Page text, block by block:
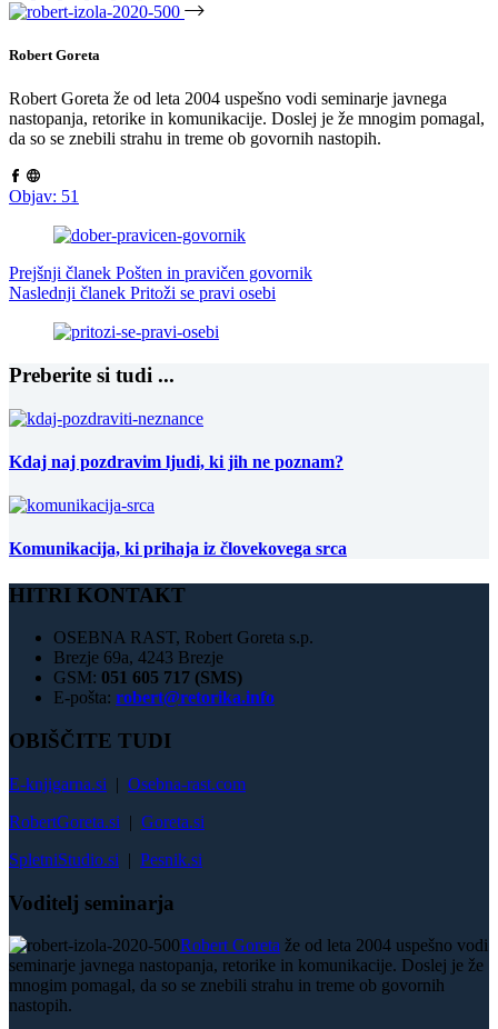
Robert Goreta
Robert Goreta že od leta 2004 uspešno vodi seminarje javnega
nastopanja, retorike in komunikacije. Doslej je že mnogim pomagal,
da so se znebili strahu in treme ob govornih nastopih.
Objav: 51
Prejšnji članek Pošten in pravičen govornik
Naslednji članek Pritoži se pravi osebi
Preberite si tudi ...
Kdaj naj pozdravim ljudi, ki jih ne poznam?
Komunikacija, ki prihaja iz človekovega srca
HITRI KONTAKT
OSEBNA RAST, Robert Goreta s.p.
Brezje 69a, 4243 Brezje
GSM: 051 605 717 (SMS)
E-pošta: robert@retorika.info
OBIŠČITE TUDI
E-knjigarna.si | Osebna-rast.com
RobertGoreta.si | Goreta.si
SpletniStudio.si | Pesnik.si
Voditelj seminarja
Robert Goreta že od leta 2004 uspešno vodi
seminarje javnega nastopanja, retorike in komunikacije. Doslej je že
mnogim pomagal, da so se znebili strahu in treme ob govornih
nastopih.